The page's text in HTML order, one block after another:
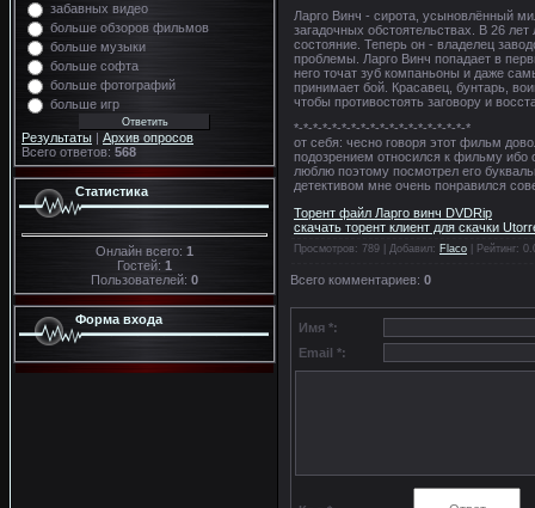
забавных видео
больше обзоров фильмов
больше музыки
больше софта
больше фотографий
больше игр
Результаты | Архив опросов
Всего ответов: 568
Статистика
Онлайн всего: 1
Гостей: 1
Пользователей: 0
Форма входа
Ларго Винч - сирота, усыновлённый
загадочных обстоятельствах. В 26
состояние. Теперь он - владелец
проблемы. Ларго Винч попадает в
него точат зуб компаньоны и даже
принимает бой. Красавец, бунтарь,
чтобы противостоять заговору и
*-*-*-*-*-*-*-*-*-*-*-*-*-*-*-*-*-*-*
от себя: чесно говоря этот фильм
подозрением относился к фильму ибо
люблю поэтому посмотрел его
детективом мне очень понравился
Торент файл Ларго винч DVDRip
скачать торент клиент для скачки
Просмотров : 789 | Добавил: Flaco Рейтинг:
Всего комментариев: 0
Имя *:
Email *: